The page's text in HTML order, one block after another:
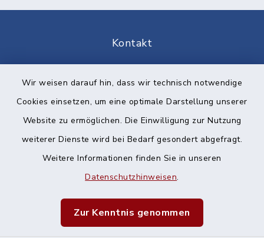
Wir weisen darauf hin, dass wir technisch notwendige
Cookies einsetzen, um eine optimale Darstellung unserer
Website zu ermöglichen. Die Einwilligung zur Nutzung
weiterer Dienste wird bei Bedarf gesondert abgefragt.
Weitere Informationen finden Sie in unseren
Datenschutzhinweisen.
Zur Kenntnis genommen
Kontakt
Datenschutz
Impressum
Sitemap
Cookie-Einstellungen